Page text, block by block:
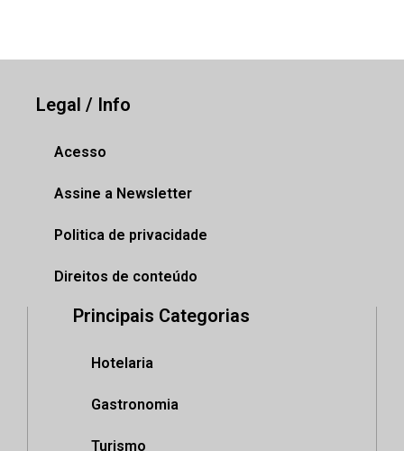
Legal / Info
Acesso
Assine a Newsletter
Politica de privacidade
Direitos de conteúdo
Principais Categorias
Hotelaria
Gastronomia
Turismo